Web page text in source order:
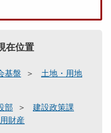
在位置
基盤
土地・用地
部
建設政策課
財産